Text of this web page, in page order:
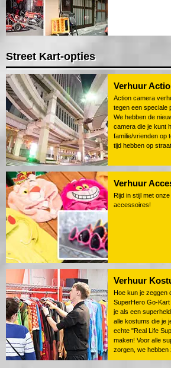
Street Kart-opties
Verhuur
Action camera
tegen een speciale
We hebben de
camera die je kunt
familie/vrienden op
tijd hebben op straat.
Verhuur
Rijd in stijl met
accessoires!
Verhuur
Hoe kun je zeggen
SuperHero Go-
je als een
alle kostums die je
echte "Real Life
maken! Voor alle
zorgen, we hebben